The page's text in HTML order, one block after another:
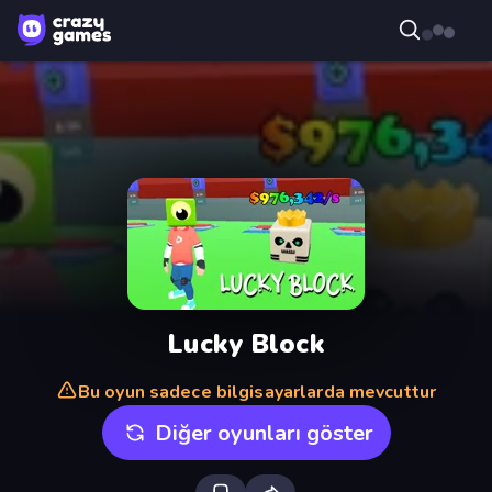
Lucky Block
Bu oyun sadece bilgisayarlarda mevcuttur
Diğer oyunları göster